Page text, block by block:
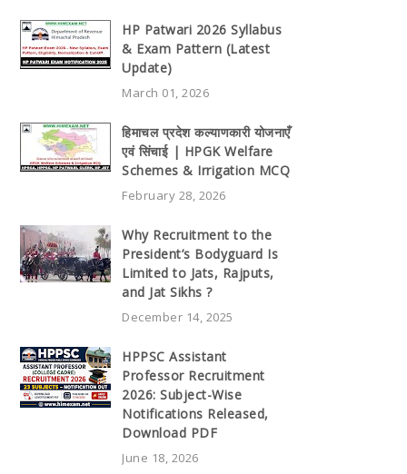
HP Patwari 2026 Syllabus
& Exam Pattern (Latest
Update)
March 01, 2026
हिमाचल प्रदेश कल्याणकारी योजनाएँ
एवं सिंचाई | HPGK Welfare
Schemes & Irrigation MCQ
February 28, 2026
Why Recruitment to the
President’s Bodyguard Is
Limited to Jats, Rajputs,
and Jat Sikhs ?
December 14, 2025
HPPSC Assistant
Professor Recruitment
2026: Subject-Wise
Notifications Released,
Download PDF
June 18, 2026